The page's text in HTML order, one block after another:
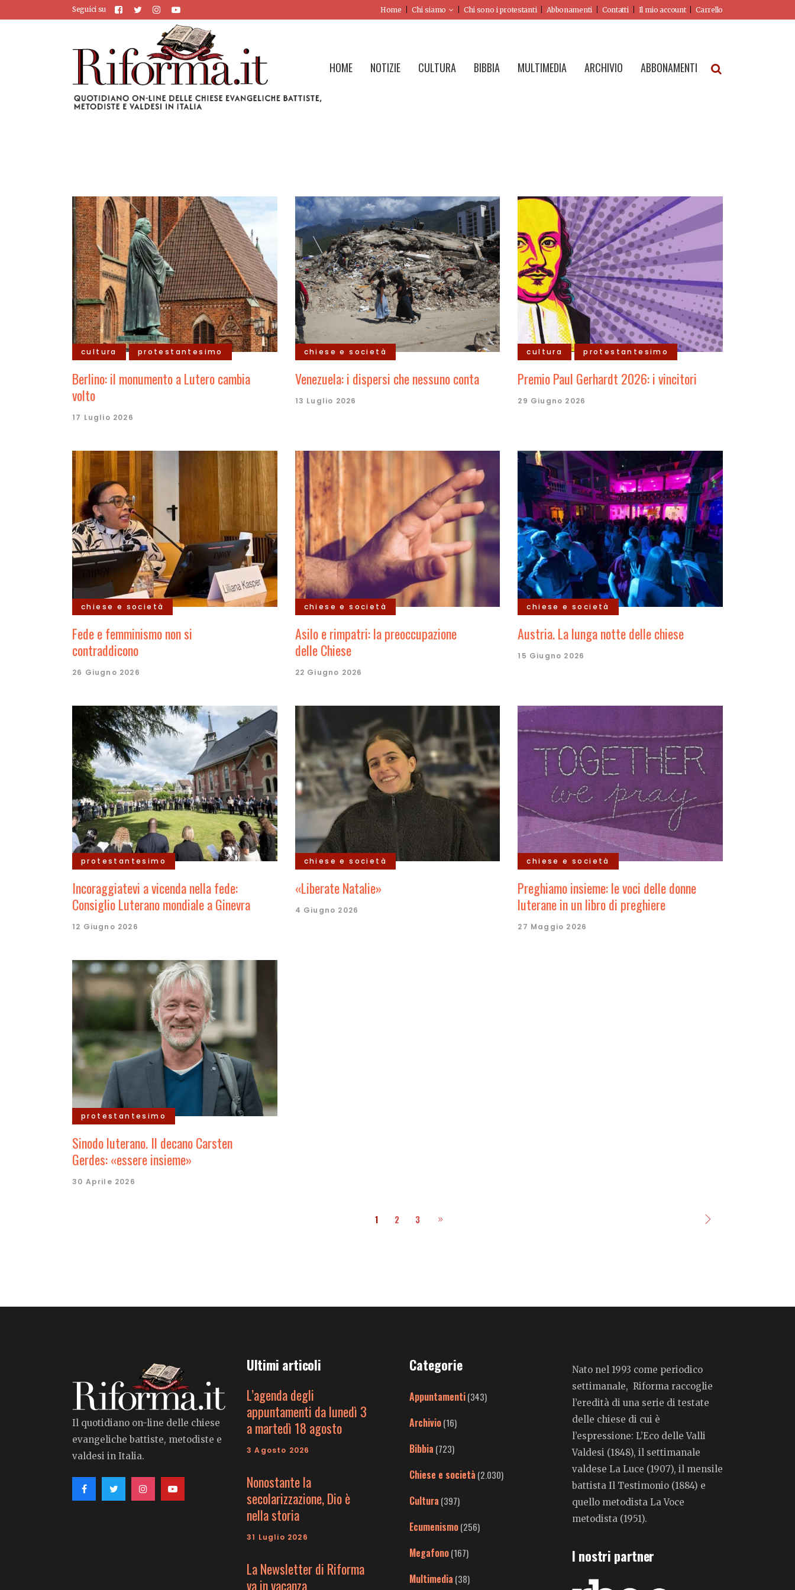
Seguici su Home Chi siamo Chi sono i protestanti Abbonamenti Contatti Il mio account Carrello
HOME NOTIZIE CULTURA BIBBIA MULTIMEDIA ARCHIVIO ABBONAMENTI
cultura protestantesimo
Berlino: il monumento a Lutero cambia
volto
17 Luglio 2026
chiese e società
Venezuela: i dispersi che nessuno conta
13 Luglio 2026
cultura protestantesimo
Premio Paul Gerhardt 2026: i vincitori
29 Giugno 2026
chiese e società
Fede e femminismo non si
contraddicono
26 Giugno 2026
chiese e società
Asilo e rimpatri: la preoccupazione
delle Chiese
22 Giugno 2026
chiese e società
Austria. La lunga notte delle chiese
15 Giugno 2026
protestantesimo
Incoraggiatevi a vicenda nella fede:
Consiglio Luterano mondiale a Ginevra
12 Giugno 2026
chiese e società
«Liberate Natalie»
4 Giugno 2026
chiese e società
Preghiamo insieme: le voci delle donne
luterane in un libro di preghiere
27 Maggio 2026
protestantesimo
Sinodo luterano. Il decano Carsten
Gerdes: «essere insieme»
30 Aprile 2026
1 2 3
Il quotidiano on-line delle chiese
evangeliche battiste, metodiste e
valdesi in Italia.
Ultimi articoli
L’agenda degli
appuntamenti da lunedì 3
a martedì 18 agosto
3 Agosto 2026
Nonostante la
secolarizzazione, Dio è
nella storia
31 Luglio 2026
La Newsletter di Riforma
va in vacanza
Categorie
Appuntamenti(343)
Archivio(16)
Bibbia (723)
Chiese e società (2.030)
Cultura (397)
Ecumenismo(256)
Megafono(167)
Multimedia (38)
Nato nel 1993 come periodico
settimanale, Riforma raccoglie
l’eredità di una serie di testate
delle chiese di cui è
l’espressione: L’Eco delle Valli
Valdesi (1848), il settimanale
valdese La Luce (1907), il mensile
battista Il Testimonio (1884) e
quello metodista La Voce
metodista (1951).
I nostri partner